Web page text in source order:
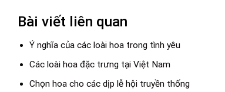
Bài viết liên quan
Ý nghĩa của các loài hoa trong tình yêu
Các loài hoa đặc trưng tại Việt Nam
Chọn hoa cho các dịp lễ hội truyền thống